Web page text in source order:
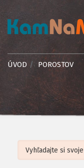
ÚVOD POROSTOV
Leaflet| ©